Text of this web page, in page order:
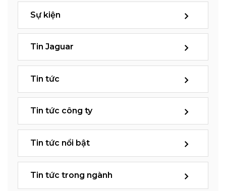
Sự kiện
Tin Jaguar
Tin tức
Tin tức công ty
Tin tức nổi bật
Tin tức trong ngành